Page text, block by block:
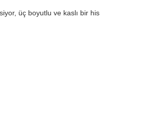
üç boyutlu ve kaslı bir his